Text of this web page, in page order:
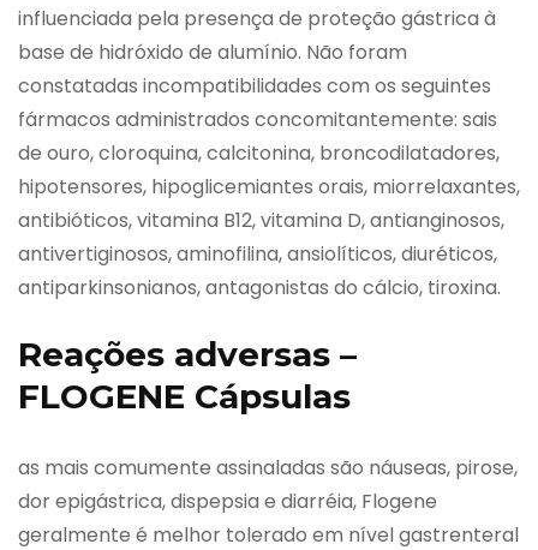
influenciada pela presença de proteção gástrica à
base de hidróxido de alumínio. Não foram
constatadas incompatibilidades com os seguintes
fármacos administrados concomitantemente: sais
de ouro, cloroquina, calcitonina, broncodilatadores,
hipotensores, hipoglicemiantes orais, miorrelaxantes,
antibióticos, vitamina B12, vitamina D, antianginosos,
antivertiginosos, aminofilina, ansiolíticos, diuréticos,
antiparkinsonianos, antagonistas do cálcio, tiroxina.
Reações adversas –
FLOGENE Cápsulas
as mais comumente assinaladas são náuseas, pirose,
dor epigástrica, dispepsia e diarréia, Flogene
geralmente é melhor tolerado em nível gastrenteral